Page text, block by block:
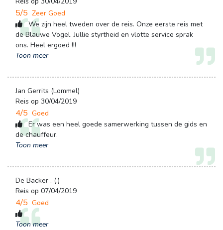
5/5 Zeer Goed
We zijn heel tweden over de reis. Onze eerste reis met
de Blauwe Vogel. Jullie styrtheid en vlotte service sprak
ons. Heel ergoed !!!
Toon meer
Jan Gerrits (Lommel)
Reis op 30/04/2019
4/5 Goed
Er was een heel goede samerwerking tussen de gids en
de chauffeur.
Toon meer
De Backer . (.)
Reis op 07/04/2019
4/5 Goed
Toon meer